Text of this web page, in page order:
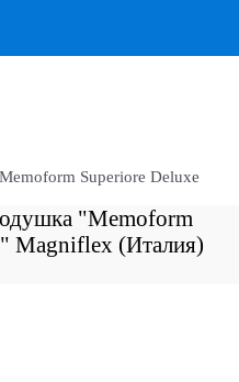
Superiore Deluxe
"Memoform
Magniflex (Италия)